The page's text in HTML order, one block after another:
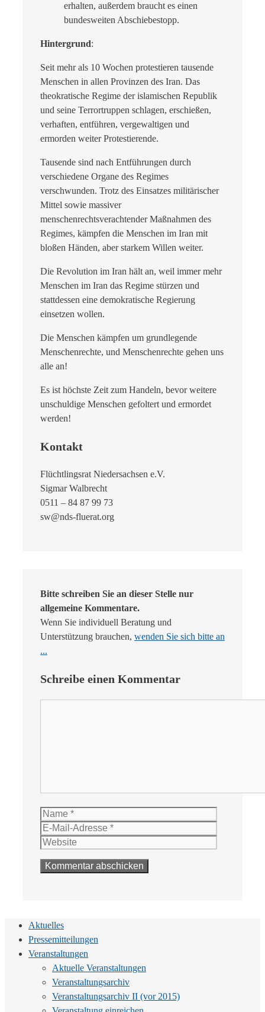
erhalten, außerdem braucht es einen
bundesweiten Abschiebestopp.
Hintergrund:
Seit mehr als 10 Wochen protestieren tausende
Menschen in allen Provinzen des Iran. Das
theokratische Regime der islamischen Republik
und seine Terrortruppen schlagen, erschießen,
verhaften, entführen, vergewaltigen und
ermorden weiter Protestierende.
Tausende sind nach Entführungen durch
verschiedene Organe des Regimes
verschwunden. Trotz des Einsatzes militärischer
Mittel sowie massiver
menschenrechtsverachtender Maßnahmen des
Regimes, kämpfen die Menschen im Iran mit
bloßen Händen, aber starkem Willen weiter.
Die Revolution im Iran hält an, weil immer mehr
Menschen im Iran das Regime stürzen und
stattdessen eine demokratische Regierung
einsetzen wollen.
Die Menschen kämpfen um grundlegende
Menschenrechte, und Menschenrechte gehen uns
alle an!
Es ist höchste Zeit zum Handeln, bevor weitere
unschuldige Menschen gefoltert und ermordet
werden!
Kontakt
Flüchtlingsrat Niedersachsen e.V.
Sigmar Walbrecht
0511 – 84 87 99 73
sw@nds-fluerat.org
Bitte schreiben Sie an dieser Stelle nur
allgemeine Kommentare.
Wenn Sie individuell Beratung und
Unterstützung brauchen, wenden Sie sich bitte an
...
Schreibe einen Kommentar
Name
Aktuelles
Pressemitteilungen
Veranstaltungen
Aktuelle Veranstaltungen
Veranstaltungsarchiv
Veranstaltungsarchiv II (vor 2015)